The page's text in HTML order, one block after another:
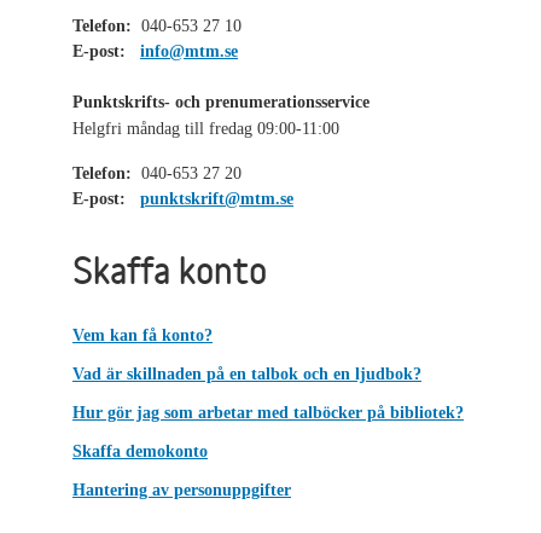
Telefon: 040-653 27 10
E-post:
info@mtm.se
Punktskrifts- och prenumerationsservice
Helgfri måndag till fredag 09:00-11:00
Telefon: 040-653 27 20
E-post:
punktskrift@mtm.se
Skaffa konto
Vem kan få konto?
Vad är skillnaden på en talbok och en ljudbok?
Hur gör jag som arbetar med talböcker på bibliotek?
Skaffa demokonto
Hantering av personuppgifter